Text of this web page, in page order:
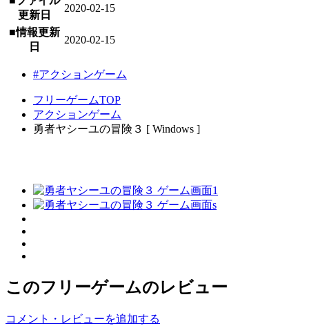
更新日
2020-02-15
■情報更新
日
2020-02-15
#アクションゲーム
フリーゲームTOP
アクションゲーム
勇者ヤシーユの冒険３ [ Windows ]
このフリーゲームのレビュー
コメント・レビューを追加する